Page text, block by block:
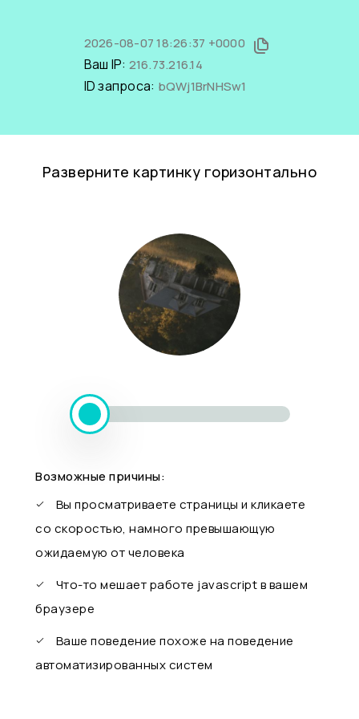
2026-08-07 18:26:37 +0000
Ваш IP: 216.73.216.14
ID запроса: bQWj1BrNHSw1
Разверните картинку горизонтально
Возможные причины:
Вы просматриваете страницы и кликаете
со скоростью, намного превышающую
ожидаемую от человека
Что-то мешает работе javascript в вашем
браузере
Ваше поведение похоже на поведение
автоматизированных систем